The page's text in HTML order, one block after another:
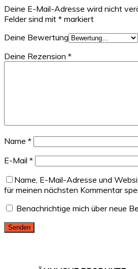
Deine E-Mail-Adresse wird nicht
Felder sind mit * markiert
Deine Bewertung
Deine Rezension *
Name *
E-Mail *
Name, E-Mail-Adresse und
für meinen nächsten Kommentar
Benachrichtige mich über neue